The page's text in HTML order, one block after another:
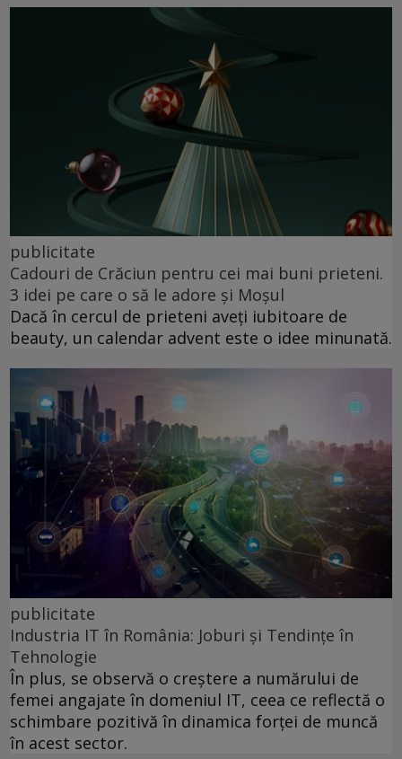
publicitate
Cadouri de Crăciun pentru cei mai buni prieteni.
3 idei pe care o să le adore și Moșul
Dacă în cercul de prieteni aveți iubitoare de
beauty, un calendar advent este o idee minunată.
publicitate
Industria IT în România: Joburi și Tendințe în
Tehnologie
În plus, se observă o creștere a numărului de
femei angajate în domeniul IT, ceea ce reflectă o
schimbare pozitivă în dinamica forței de muncă
în acest sector.